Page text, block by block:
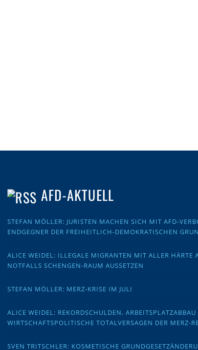
AFD-AKTUELL
STEFAN MÖLLER: JURISTEN MACHEN SICH MIT AFD-
ENDGEGNER DER FREIHEITLICH-DEMOKRATISCHEN
ALICE WEIDEL: ILLEGALE MIGRANTEN MIT ALLER HÄRTE
NOTFALLS SCHENGEN-RAUM AUSSETZEN
STEFAN MÖLLER: MERZ-KRISE IM JULI
ALICE WEIDEL: REKORDSCHULDEN,
WIRTSCHAFTSPOLITISCHE TOTALVERSAGEN DER MERZ-
SVEN TRITSCHLER: KOSMETISCHE